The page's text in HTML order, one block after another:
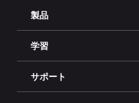
製品
学習
サポート